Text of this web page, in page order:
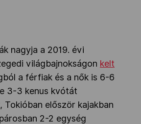
nagyja a 2019. évi
világbajnokságon kelt
a férfiak és a nők is 6-6
3-3 kenus kvótát
Tokióban először kajakban
2-2 egység